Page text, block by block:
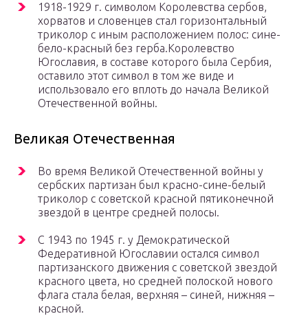
1918-1929 г. символом Королевства сербов,
хорватов и словенцев стал горизонтальный
триколор с иным расположением полос: сине-
бело-красный без герба.Королевство
Югославия, в составе которого была Сербия,
оставило этот символ в том же виде и
использовало его вплоть до начала Великой
Отечественной войны.
Великая Отечественная
Во время Великой Отечественной войны у
сербских партизан был красно-сине-белый
триколор с советской красной пятиконечной
звездой в центре средней полосы.
С 1943 по 1945 г. у Демократической
Федеративной Югославии остался символ
партизанского движения с советской звездой
красного цвета, но средней полоской нового
флага стала белая, верхняя – синей, нижняя –
красной.